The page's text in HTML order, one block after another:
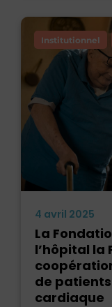
Institutionnel
4 avril 2025
La
l’hôpital la
de
cardiaque